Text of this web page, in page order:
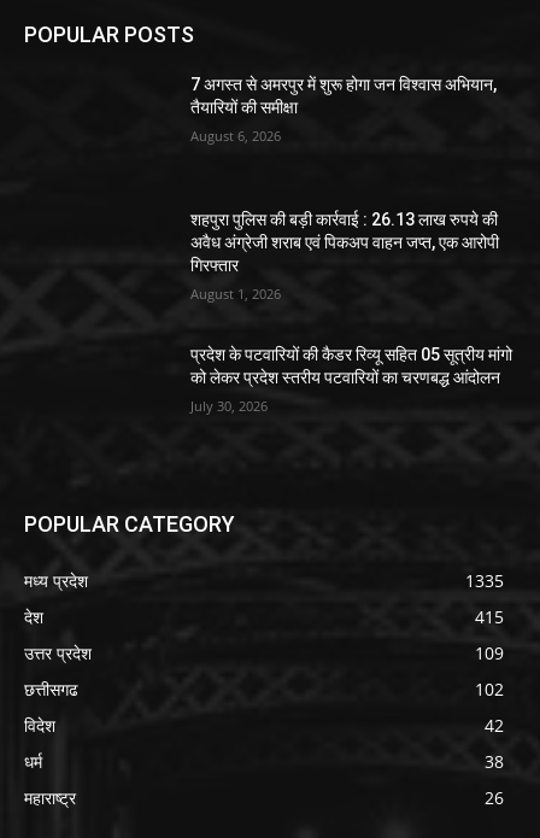
POPULAR POSTS
7 अगस्त से अमरपुर में शुरू होगा जन विश्वास अभियान,
तैयारियों की समीक्षा
August 6, 2026
शहपुरा पुलिस की बड़ी कार्रवाई : 26.13 लाख रुपये की
अवैध अंग्रेजी शराब एवं पिकअप वाहन जप्त, एक आरोपी
गिरफ्तार
August 1, 2026
प्रदेश के पटवारियों की कैडर रिव्यू सहित 05 सूत्रीय मांगो
को लेकर प्रदेश स्तरीय पटवारियों का चरणबद्ध आंदोलन
July 30, 2026
POPULAR CATEGORY
मध्य प्रदेश
1335
देश
415
उत्तर प्रदेश
109
छत्तीसगढ
102
विदेश
42
धर्म
38
महाराष्ट्र
26